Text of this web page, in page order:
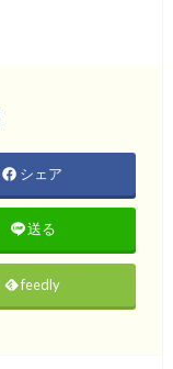
シェア
送る
feedly